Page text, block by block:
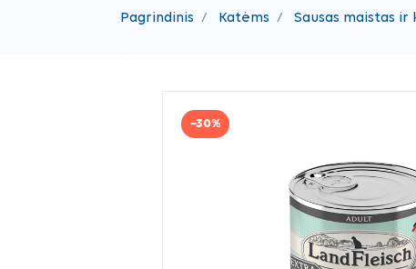
Pagrindinis Katėms Sausas maistas ir
−30%